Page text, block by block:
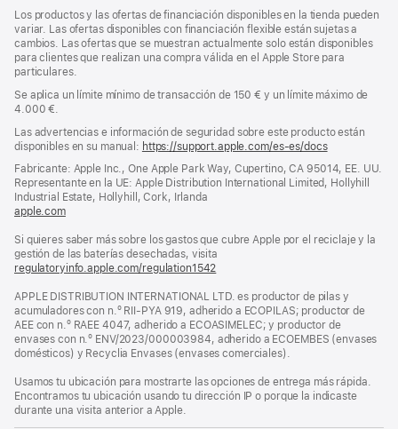
Los productos y las ofertas de financiación disponibles en la tienda pueden
variar. Las ofertas disponibles con financiación flexible están sujetas a
cambios. Las ofertas que se muestran actualmente solo están disponibles
para clientes que realizan una compra válida en el Apple Store para
particulares.
Se aplica un límite mínimo de transacción de 150 € y un límite máximo de
4.000 €.
Las advertencias e información de seguridad sobre este producto están
disponibles en su manual: https://support.apple.com/es-es/docs(se
en
una
Fabricante: Apple Inc., One Apple Park Way, Cupertino, CA 95014, EE. UU.
Representante en la UE: Apple Distribution International Limited, Hollyhill
Industrial Estate, Hollyhill, Cork, Irlanda
apple.com(se
en
una
ventana
Si quieres saber más sobre los gastos que cubre Apple por el reciclaje y la
gestión de las baterías desechadas, visita
regulatoryinfo.apple.com/regulation1542
en
una
ventana
nueva)
APPLE DISTRIBUTION INTERNATIONAL LTD. es productor de pilas y
acumuladores con n.º RII-PYA 919, adherido a ECOPILAS; productor de
AEE con n.º RAEE 4047, adherido a ECOASIMELEC; y productor de
envases con n.º ENV/2023/000003984, adherido a ECOEMBES (envases
domésticos) y Recyclia Envases (envases comerciales).
Usamos tu ubicación para mostrarte las opciones de entrega más rápida.
Encontramos tu ubicación usando tu dirección IP o porque la indicaste
durante una visita anterior a Apple.